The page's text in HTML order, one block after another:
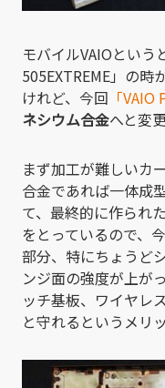
モバイルVAIOという
505EXTREME」の
けれど、今回 「
ネシウム合金へと変
まず加工が難しいカ
合金であれば一体成
て、最終的に作られ
をとっているので、
部分、特にちょうど
ンジ面の強度が上が
ッチ基板、ワイヤレ
と守れるというメリ